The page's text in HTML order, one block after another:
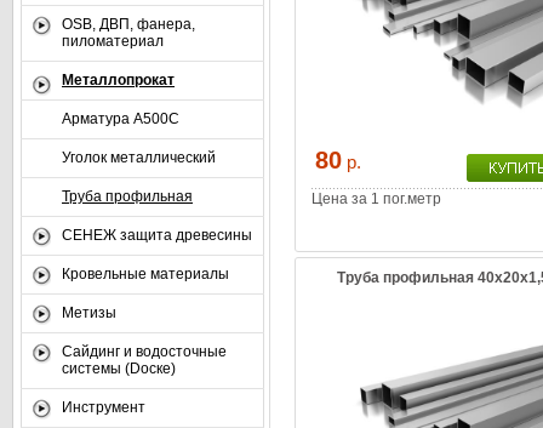
OSB, ДВП, фанера,
пиломатериал
Металлопрокат
Арматура А500С
Уголок металлический
Труба профильная
СЕНЕЖ защита древесины
Кровельные материалы
Метизы
Сайдинг и водосточные
системы (Dоске)
Инструмент
80 р.
Цена за 1 пог.метр
Труба профильная